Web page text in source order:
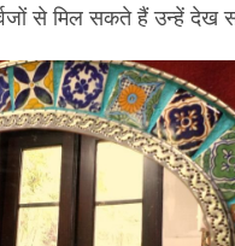
से मिल सकते हैं उन्हें देख